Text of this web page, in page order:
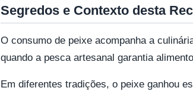
Segredos e Contexto desta
O consumo de peixe acompanha a
quando a pesca artesanal garantia
Em diferentes tradições, o peixe ganhou